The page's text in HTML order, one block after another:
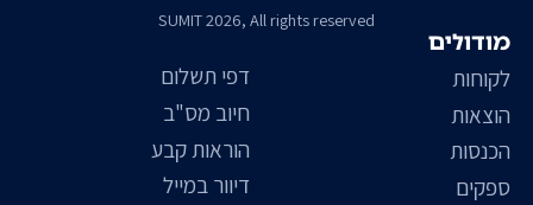
SUMIT 2026, All rights reserved
דפי תשלום
חיוב מס"ב
הוראות קבע
דיוור במייל
מודולים
לקוחות
הוצאות
הכנסות
ספקים